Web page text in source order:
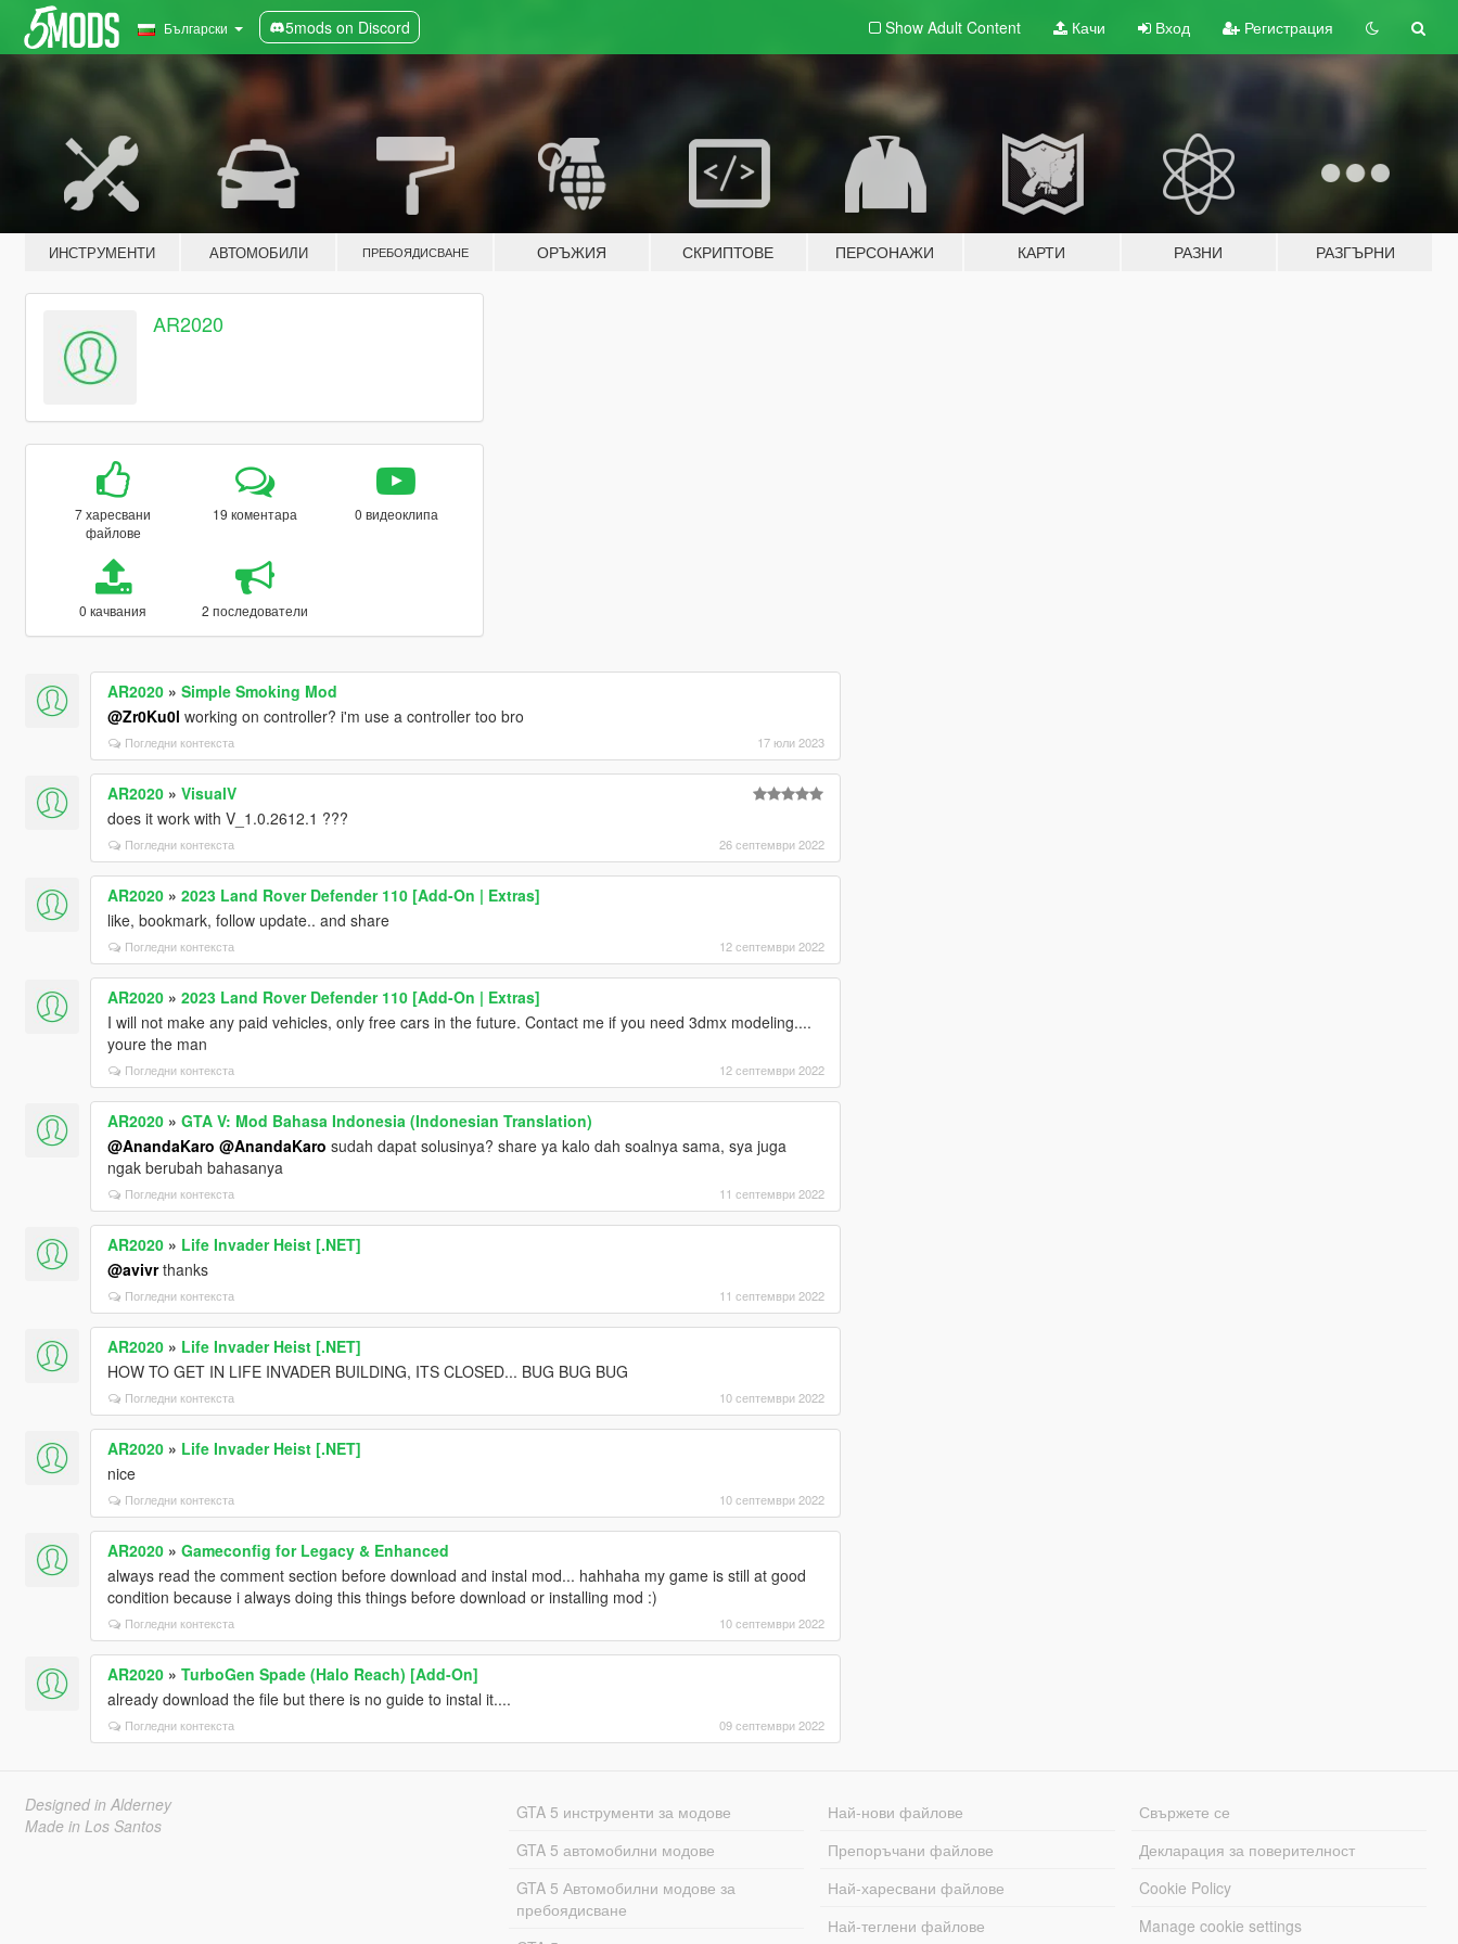
Български 5mods on Discord Show Adult Content Качи Вход Регистрация
ИНСТРУМЕНТИ АВТОМОБИЛИ ПРЕБОЯДИСВАНЕ ОРЪЖИЯ СКРИПТОВЕ ПЕРСОНАЖИ КАРТИ РАЗНИ РАЗГЪРНИ
AR2020
7 харесвани
файлове
19 коментара 0 видеоклипа
0 качвания 2 последователи
AR2020» Simple Smoking Mod
@Zr0Ku0l working on controller? i'm use a controller too bro
Погледни контекста 17 юли 2023
AR2020» VisualV
does it work with V_1.0.2612.1 ???
Погледни контекста 26 септември 2022
AR2020» 2023 Land Rover Defender 110 [Add-On | Extras]
like, bookmark, follow update.. and share
Погледни контекста 12 септември 2022
AR2020» 2023 Land Rover Defender 110 [Add-On | Extras]
I will not make any paid vehicles, only free cars in the future. Contact me if you need 3dmx modeling....
youre the man
Погледни контекста 12 септември 2022
AR2020» GTA V: Mod Bahasa Indonesia (Indonesian Translation)
@AnandaKaro @AnandaKaro sudah dapat solusinya? share ya kalo dah soalnya sama, sya juga
ngak berubah bahasanya
Погледни контекста 11 септември 2022
AR2020» Life Invader Heist [.NET]
@avivrthanks
Погледни контекста 11 септември 2022
AR2020» Life Invader Heist [.NET]
HOW TO GET IN LIFE INVADER BUILDING, ITS CLOSED... BUG BUG BUG
Погледни контекста 10 септември 2022
AR2020» Life Invader Heist [.NET]
nice
Погледни контекста 10 септември 2022
AR2020» Gameconfig for Legacy & Enhanced
always read the comment section before download and instal mod... hahhaha my game is still at good
condition because i always doing this things before download or installing mod :)
Погледни контекста 10 септември 2022
AR2020» TurboGen Spade (Halo Reach) [Add-On]
already download the file but there is no guide to instal it....
Погледни контекста 09 септември 2022
Designed in Alderney
Made in Los Santos
GTA 5 инструменти за модове
GTA 5 автомобилни модове
GTA 5 Автомобилни модове за
пребоядисване
Най-нови файлове
Препоръчани файлове
Най-харесвани файлове
Най-теглени файлове
Свържете се
Декларация за поверителност
Cookie Policy
Manage cookie settings